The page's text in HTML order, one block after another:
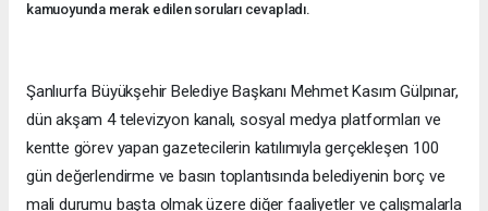
kamuoyunda merak edilen soruları cevapladı.
Şanlıurfa Büyükşehir Belediye Başkanı Mehmet Kasım Gülpınar,
dün akşam 4 televizyon kanalı, sosyal medya platformları ve
kentte görev yapan gazetecilerin katılımıyla gerçekleşen 100
gün değerlendirme ve basın toplantısında belediyenin borç ve
mali durumu başta olmak üzere diğer faaliyetler ve çalışmalarla